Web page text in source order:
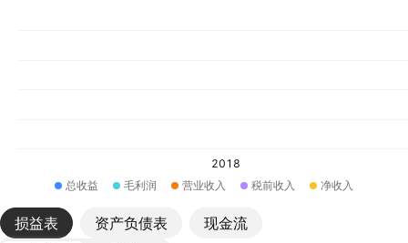
2018
总收益
毛利润 营业收入 税前收入 净收入
损益表 资产负债表 现金流